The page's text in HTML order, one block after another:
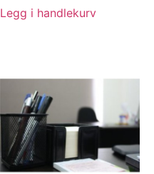
Legg i handlekurv